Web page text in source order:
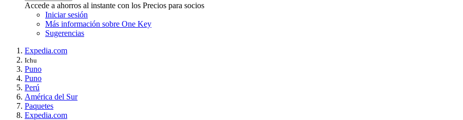
Accede a ahorros al instante con los Precios para socios
Iniciar sesión
Más información sobre One Key
Sugerencias
Expedia.com
Ichu
Puno
Puno
Perú
América del Sur
Paquetes
Expedia.com